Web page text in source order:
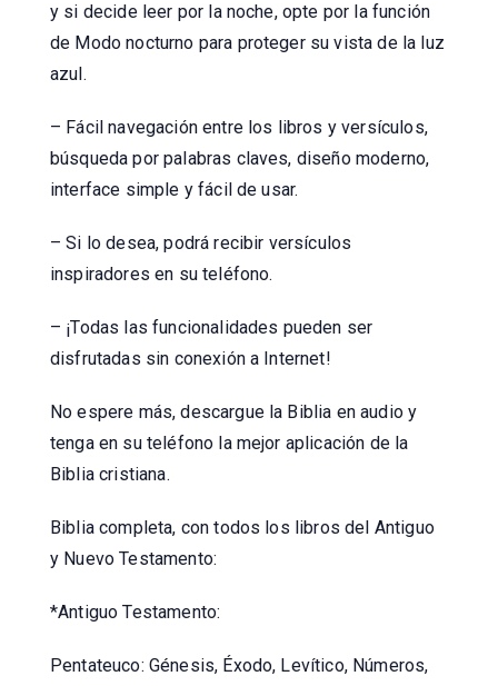
y si decide leer por la noche, opte por la función
de Modo nocturno para proteger su vista de la luz
azul.
– Fácil navegación entre los libros y versículos,
búsqueda por palabras claves, diseño moderno,
interface simple y fácil de usar.
– Si lo desea, podrá recibir versículos
inspiradores en su teléfono.
– ¡Todas las funcionalidades pueden ser
disfrutadas sin conexión a Internet!
No espere más, descargue la Biblia en audio y
tenga en su teléfono la mejor aplicación de la
Biblia cristiana.
Biblia completa, con todos los libros del Antiguo
y Nuevo Testamento:
*Antiguo Testamento:
Pentateuco: Génesis, Éxodo, Levítico, Números,